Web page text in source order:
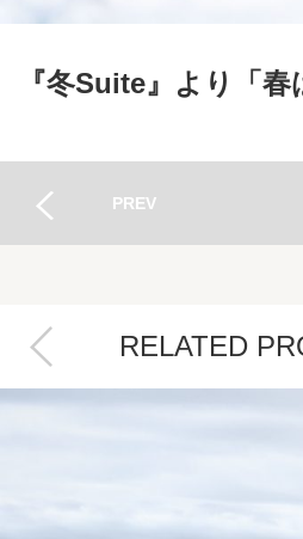
『冬Suite』より「春
PREV
RELATEDNext